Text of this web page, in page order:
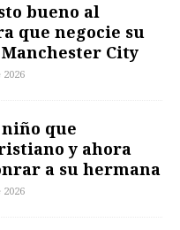
bueno al
que negocie su
City
2026
que
y ahora
a su hermana
2026